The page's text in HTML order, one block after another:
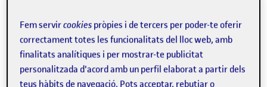
Descarregar
Fem servircookies pròpies i de tercers per poder-te oferir
correctament totes les funcionalitats del lloc web, amb
finalitats analítiques i per mostrar-te publicitat
personalitzada d'acord amb un perfil elaborat a partir dels
teus hàbits de navegació. Pots acceptar, rebutjar o